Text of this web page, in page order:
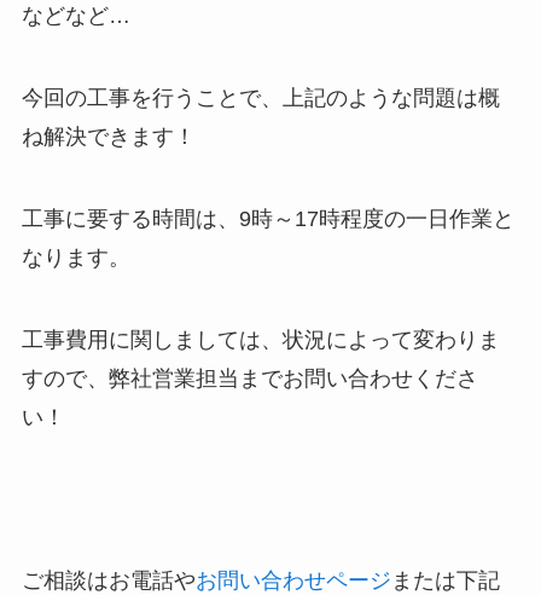
などなど…
今回の工事を行うことで、上記のような問題は概
ね解決できます！
工事に要する時間は、9時～17時程度の一日作業と
なります。
工事費用に関しましては、状況によって変わりま
すので、弊社営業担当までお問い合わせくださ
い！
ご相談はお電話やお問い合わせページ または下記